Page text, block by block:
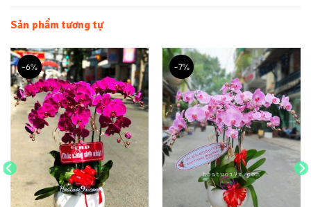
Sản phẩm tương tự
-6% -7%